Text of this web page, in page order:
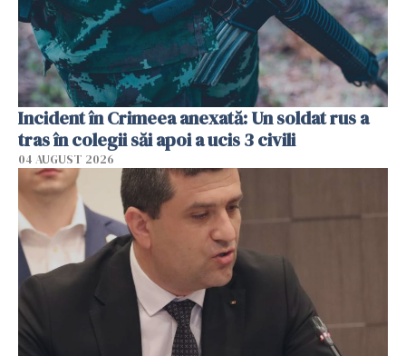
Incident în Crimeea anexată: Un soldat rus a
tras în colegii săi apoi a ucis 3 civili
04 AUGUST 2026